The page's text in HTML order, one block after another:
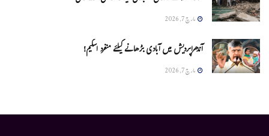
مارچ 7, 2026
آندھراپردیش میں آبادی بڑھانے کیلئے منفرد اسکیم!
مارچ 7, 2026